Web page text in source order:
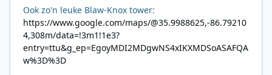
Ook zo'n leuke Blaw-Knox tower:
https://www.google.com/maps/@35.9988625,-86.79210
4,308m/data=!3m1!1e3?
entry=ttu&g_ep=EgoyMDI2MDgwNS4xIKXMDSoASAFQA
w%3D%3D